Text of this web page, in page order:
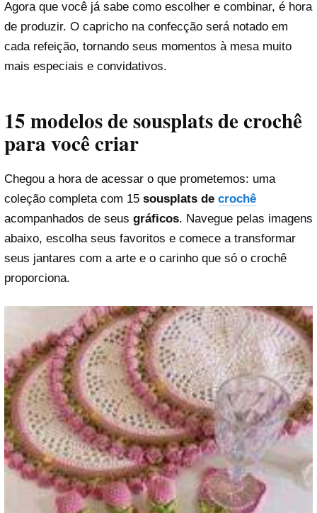
Agora que você já sabe como escolher e combinar, é hora
de produzir. O capricho na confecção será notado em
cada refeição, tornando seus momentos à mesa muito
mais especiais e convidativos.
15 modelos de sousplats de crochê
para você criar
Chegou a hora de acessar o que prometemos: uma
coleção completa com 15 sousplats de crochê
acompanhados de seus gráficos. Navegue pelas imagens
abaixo, escolha seus favoritos e comece a transformar
seus jantares com a arte e o carinho que só o crochê
proporciona.